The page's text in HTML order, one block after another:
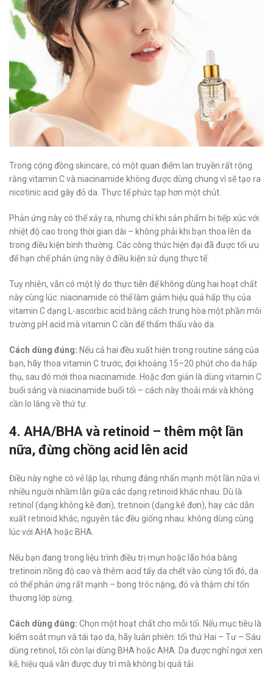
Trong cộng đồng skincare, có một quan điểm lan truyền rất rộng
rằng vitamin C và niacinamide không được dùng chung vì sẽ tạo ra
nicotinic acid gây đỏ da. Thực tế phức tạp hơn một chút.
Phản ứng này có thể xảy ra, nhưng chỉ khi sản phẩm bị tiếp xúc với
nhiệt độ cao trong thời gian dài – không phải khi bạn thoa lên da
trong điều kiện bình thường. Các công thức hiện đại đã được tối ưu
để hạn chế phản ứng này ở điều kiện sử dụng thực tế.
Tuy nhiên, vẫn có một lý do thực tiễn để không dùng hai hoạt chất
này cùng lúc: niacinamide có thể làm giảm hiệu quả hấp thụ của
vitamin C dạng L-ascorbic acid bằng cách trung hòa một phần môi
trường pH acid mà vitamin C cần để thẩm thấu vào da.
Cách dùng đúng: Nếu cả hai đều xuất hiện trong routine sáng của
bạn, hãy thoa vitamin C trước, đợi khoảng 15–20 phút cho da hấp
thụ, sau đó mới thoa niacinamide. Hoặc đơn giản là dùng vitamin C
buổi sáng và niacinamide buổi tối – cách này thoải mái và không
cần lo lắng về thứ tự.
4. AHA/BHA và retinoid – thêm một lần
nữa, đừng chồng acid lên acid
Điều này nghe có vẻ lặp lại, nhưng đáng nhấn mạnh một lần nữa vì
nhiều người nhầm lẫn giữa các dạng retinoid khác nhau. Dù là
retinol (dạng không kê đơn), tretinoin (dạng kê đơn), hay các dẫn
xuất retinoid khác, nguyên tắc đều giống nhau: không dùng cùng
lúc với AHA hoặc BHA.
Nếu bạn đang trong liệu trình điều trị mụn hoặc lão hóa bằng
tretinoin nồng độ cao và thêm acid tẩy da chết vào cùng tối đó, da
có thể phản ứng rất mạnh – bong tróc nặng, đỏ và thậm chí tổn
thương lớp sừng.
Cách dùng đúng: Chọn một hoạt chất cho mỗi tối. Nếu mục tiêu là
kiểm soát mụn và tái tạo da, hãy luân phiên: tối thứ Hai – Tư – Sáu
dùng retinol, tối còn lại dùng BHA hoặc AHA. Da được nghỉ ngơi xen
kẽ, hiệu quả vẫn được duy trì mà không bị quá tải.